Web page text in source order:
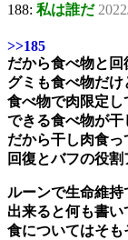
188: 私は誰だ
>>185
だから食べ物と
グミも食べ物だ
食べ物で肉限定し
できる食べ物が
だから干し肉食
回復とバフの役
ルーンで生命維
出来ると何も書
食についてはそも